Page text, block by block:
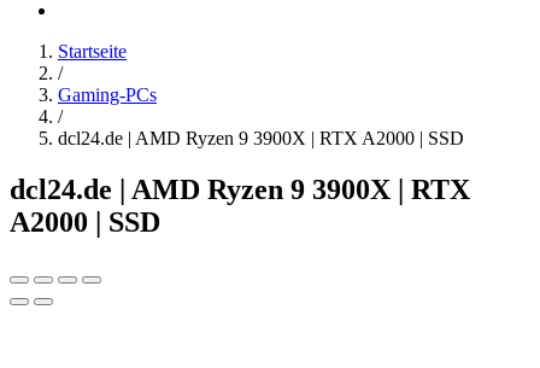
Startseite
/
Gaming-PCs
/
dcl24.de | AMD Ryzen 9 3900X | RTX A2000 | SSD
dcl24.de | AMD Ryzen 9 3900X | RTX
A2000 | SSD